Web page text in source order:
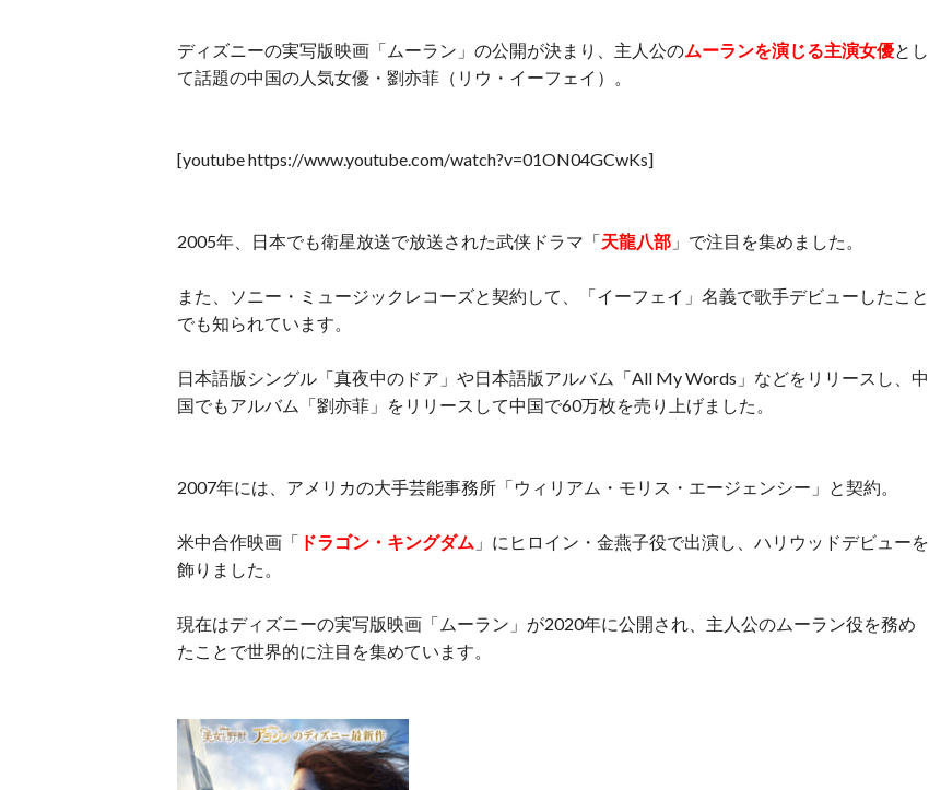
ディズニーの実写版映画「ムーラン」の公開が決まり、主人公のムーランを演じる主演女優とし
て話題の中国の人気女優・劉亦菲（リウ・イーフェイ）。
[youtube https://www.youtube.com/watch?v=01ON04GCwKs]
2005年、日本でも衛星放送で放送された武侠ドラマ「天龍八部 」で注目を集めました。
また、ソニー・ミュージックレコーズと契約して、「イーフェイ」名義で歌手デビューしたこと
でも知られています。
日本語版シングル「真夜中のドア」や日本語版アルバム「All My Words」などをリリースし、中
国でもアルバム「劉亦菲」をリリースして中国で60万枚を売り上げました。
2007年には、アメリカの大手芸能事務所「ウィリアム・モリス・エージェンシー」と契約。
米中合作映画「 ドラゴン・キングダム 」にヒロイン・金燕子役で出演し、ハリウッドデビューを
飾りました。
現在はディズニーの実写版映画「ムーラン」が2020年に公開され、主人公のムーラン役を務め
たことで世界的に注目を集めています。